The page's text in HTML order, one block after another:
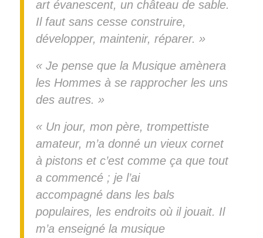
art évanescent, un château de sable.
Il faut sans cesse construire,
développer, maintenir, réparer. »
« Je pense que la Musique amènera
les Hommes à se rapprocher les uns
des autres. »
« Un jour, mon père, trompettiste
amateur, m’a donné un vieux cornet
à pistons et c’est comme ça que tout
a commencé ; je l’ai
accompagné dans les bals
populaires, les endroits où il jouait. Il
m’a enseigné la musique